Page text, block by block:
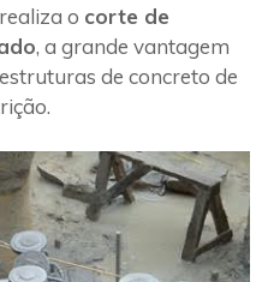
o corte de
, a grande vantagem
de concreto de